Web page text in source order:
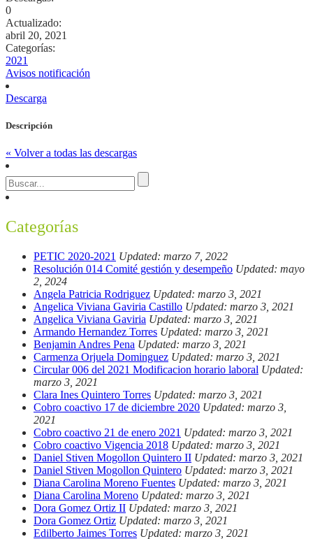
0
Actualizado:
abril 20, 2021
Categorías:
2021
Avisos notificación
Descarga
Descripción
« Volver a todas las descargas
Categorías
PETIC 2020-2021 Updated: marzo 7, 2022
Resolución 014 Comité gestión y desempeño Updated: mayo
2, 2024
Angela Patricia Rodriguez Updated: marzo 3, 2021
Angelica Viviana Gaviria Castillo Updated: marzo 3, 2021
Angelica Viviana Gaviria Updated: marzo 3, 2021
Armando Hernandez Torres Updated: marzo 3, 2021
Benjamin Andres Pena Updated: marzo 3, 2021
Carmenza Orjuela Dominguez Updated: marzo 3, 2021
Circular 006 del 2021 Modificacion horario laboral Updated:
marzo 3, 2021
Clara Ines Quintero Torres Updated: marzo 3, 2021
Cobro coactivo 17 de diciembre 2020 Updated: marzo 3,
2021
Cobro coactivo 21 de enero 2021 Updated: marzo 3, 2021
Cobro coactivo Vigencia 2018 Updated: marzo 3, 2021
Daniel Stiven Mogollon Quintero II Updated: marzo 3, 2021
Daniel Stiven Mogollon Quintero Updated: marzo 3, 2021
Diana Carolina Moreno Fuentes Updated: marzo 3, 2021
Diana Carolina Moreno Updated: marzo 3, 2021
Dora Gomez Ortiz II Updated: marzo 3, 2021
Dora Gomez Ortiz Updated: marzo 3, 2021
Edilberto Jaimes Torres Updated: marzo 3, 2021